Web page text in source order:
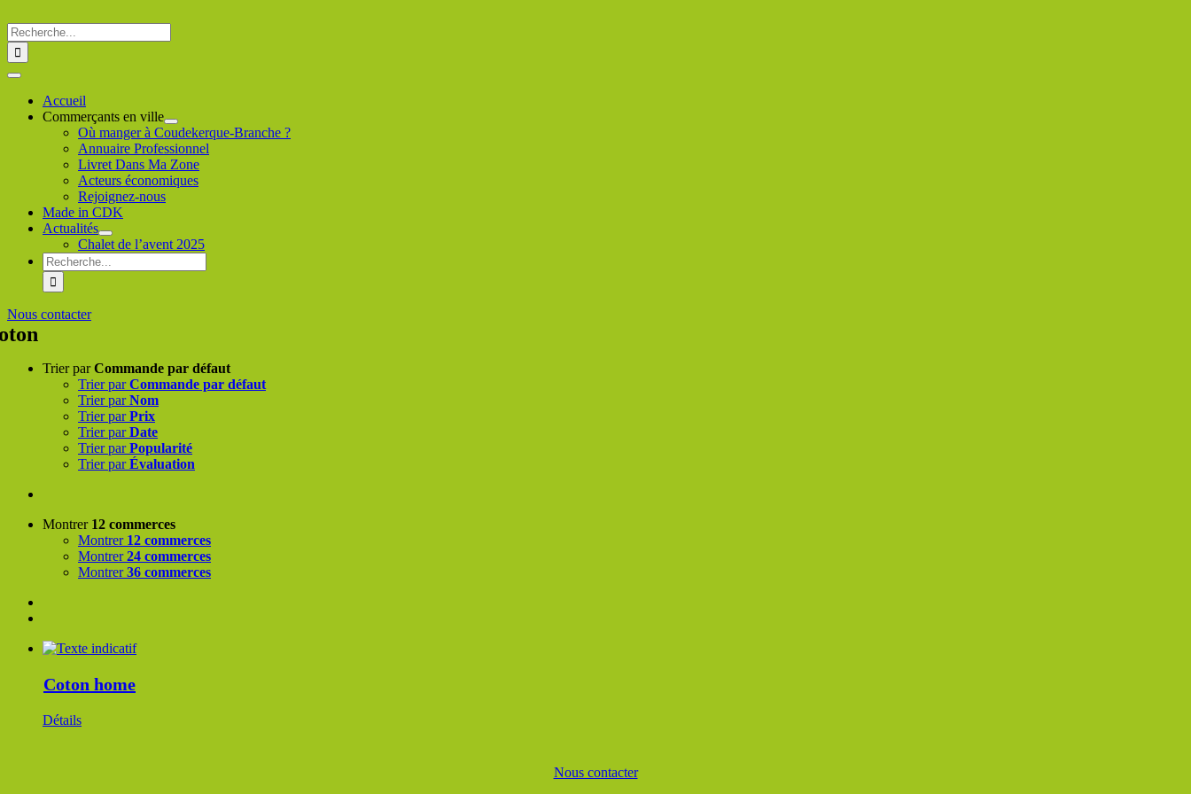
au
contenu
Rechercher
:
Toggle
NavigationAccueil
Commerçants en ville
Où manger à Coudekerque-Branche ?
Annuaire Professionnel
Livret Dans Ma Zone
Acteurs économiques
Rejoignez-nous
Made in CDK
Actualités
Chalet de l’avent 2025
Rechercher
:
Nous contacter
Trier parCommande par défaut
Trier parCommande par défaut
Trier parNom
Trier parPrix
Trier parDate
Trier parPopularité
Trier parÉvaluation
Montrer 12 commerces
Montrer 12 commerces
Montrer24 commerces
Montrer36 commerces
Coton home
Détails
Nous contacter